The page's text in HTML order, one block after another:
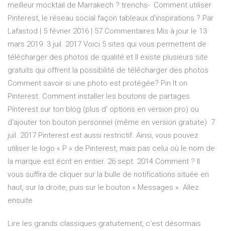
meilleur mocktail de Marrakech ? trenchs- Comment utiliser
Pinterest, le réseau social façon tableaux d'inspirations ? Par
Lafastod | 5 février 2016 | 57 Commentaires Mis à jour le 13
mars 2019. 3 juil. 2017 Voici 5 sites qui vous permettent de
télécharger des photos de qualité et Il existe plusieurs site
gratuits qui offrent la possibilité de télécharger des photos
Comment savoir si une photo est protégée? Pin It on
Pinterest. Comment installer les boutons de partages
Pinterest sur ton blog (plus d' options en version pro) ou
d'ajouter ton bouton personnel (même en version gratuite) 7
juil. 2017 Pinterest est aussi restrictif. Ainsi, vous pouvez
utiliser le logo « P » de Pinterest, mais pas celui où le nom de
la marque est écrit en entier. 26 sept. 2014 Comment ? Il
vous suffira de cliquer sur la bulle de notifications située en
haut, sur la droite, puis sur le bouton « Messages ». Allez
ensuite
Lire les grands classiques gratuitement, c'est désormais